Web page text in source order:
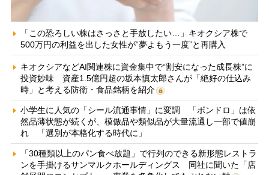
「この恐ろしい株はさっさと手放したい…」キオクシア株で
500万円の利益を出した女性が“夢よもう一度”と再購入
キオクシアなどAI関連株に資金集中で“割安になった成長株”に
投資妙味 資産1.5億円超の坂本慎太郎さんが「絶好の仕込み
時」と考える防衛・食品銘柄を紹介
小学生に人気の「シール流通事情」に変調 「ボンドロ」は依
然品薄状態が続くが、模倣品や類似品が大量流通し一部で値崩
れ 「選別が本格化する時代に」
「30種類以上のパン食べ放題」で行列のできる新形態レストラ
ンを手掛けるサンマルクホールディングス 同社に聞いた「店